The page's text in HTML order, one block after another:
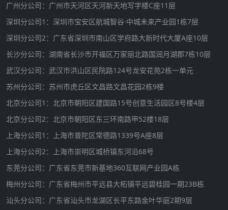
广州分公司：广州市天河区天河新天地写字楼C座11层
深圳分公司1：深圳市宝安区航城智谷·中城未来产业园1栋7层
深圳分公司2：广东省深圳市南山区学府路大新时代大厦A座10层
长沙分公司：湖南省长沙市开福区万家丽北路国润月湖郡7栋10层
武汉分公司：武汉市洪山区民院路124号龙安花苑2栋一单元
苏州分公司：苏州市虎丘区文昌路文昌花园2栋9楼
北京分公司1：北京市朝阳区建国路15号创意生活园区8号楼4层
北京分公司2：北京市朝阳区东三环南路甲52楼18层
上海分公司1：上海市普陀区常德路1339号A座8层
上海分公司2：上海市崇明区城桥镇东河沿68号
东莞分公司：广东省东莞市新基地360互联网产业园A栋
梅州分公司：广东省梅州市平远县大柘镇平远碧桂园一期23B栋
汕头分公司：广东省汕头市龙湖区长平东路金叶华庭2期9层